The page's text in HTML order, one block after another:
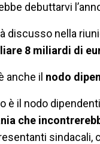
debuttarvi
discusso nella
8 miliardi di
anche il nodo
il nodo
che
sindacali,